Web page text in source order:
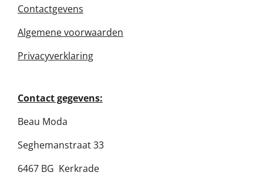
Contactgevens
Algemene voorwaarden
Privacyverklaring
Contact gegevens:
Beau Moda
Seghemanstraat 33
6467 BG Kerkrade